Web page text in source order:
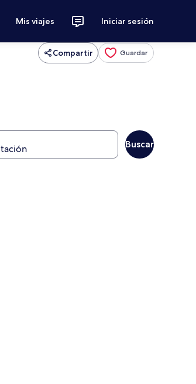
Mis viajes Iniciar sesión
Compartir Guardar
Buscar